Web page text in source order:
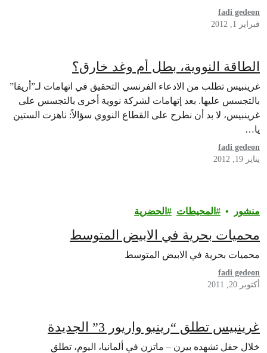
fadi gedeon
فبراير 1, 2012
الطاقة النووية، بطل أم وغد خارق؟
غرينبيس تطلب من الادعاء الفرنسي التحقيق في اتهامات لـ”أريفا”
بالتجسس عليها. بعد إتهامات لشركة نووية أخرى بالتجسس على
غرينبيس، لا بد أن نطرح على القطاع النووي سؤالاً: ناهزت الستين
يا…
fadi gedeon
يناير 19, 2012
منشور المحيطات الحضرية
محميات بحرية في الابيض المتوسط
محميات بحرية في الابيض المتوسط
fadi gedeon
أكتوبر 20, 2011
غرينبيس تطلق “رينبو واريور 3” الجديدة
خلال حفل تشهده بيرن – ماتزن في ألمانيا، اليوم، تطلق